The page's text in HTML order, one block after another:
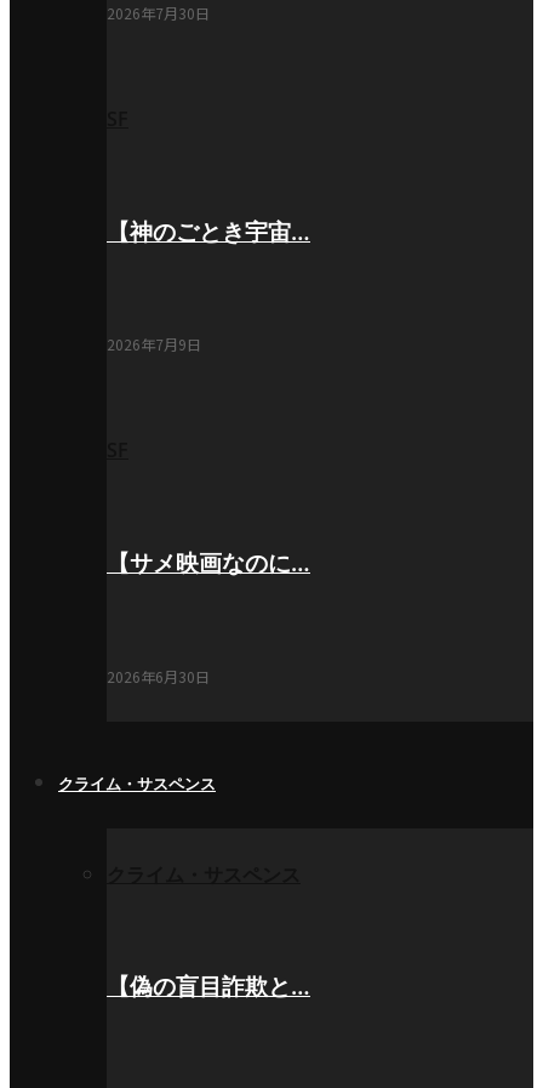
2026年7月30日
【神のごとき宇宙…
2026年7月9日
【サメ映画なのに…
2026年6月30日
クライム・サスペンス
【偽の盲目詐欺と…